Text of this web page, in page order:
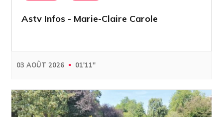
Astv Infos - Marie-Claire Carole
03 AOÛT 2026 01'11''